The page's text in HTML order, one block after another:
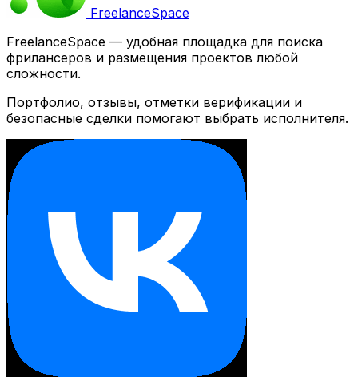
FreelanceSpace
FreelanceSpace — удобная площадка для поиска
фрилансеров и размещения проектов любой
сложности.
Портфолио, отзывы, отметки верификации и
безопасные сделки помогают выбрать исполнителя.